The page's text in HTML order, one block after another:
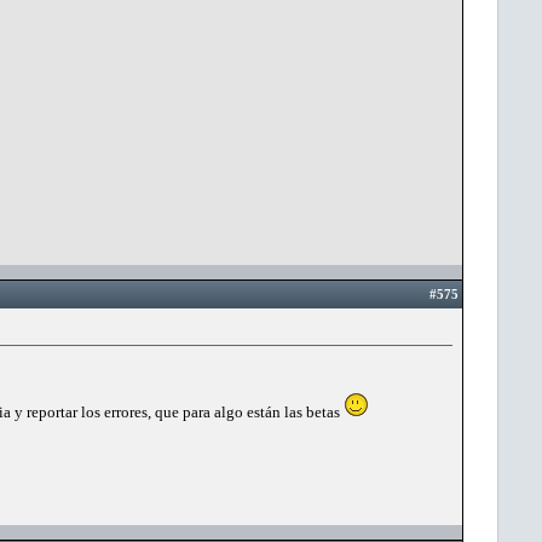
#575
reportar los errores, que para algo están las betas